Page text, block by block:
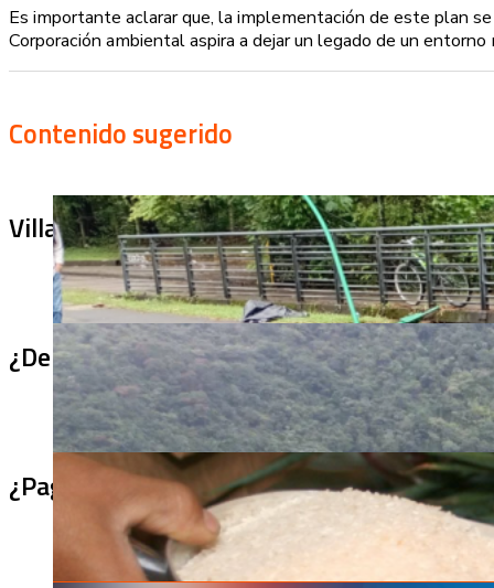
Es importante aclarar que, la implementación de este plan
Corporación ambiental aspira a dejar un legado de un
Contenido sugerido
Villa Julia no puede tapar el problema:
¿De qué sirve un puente terminado si no
¿Pagaron menos de lo permitido por el